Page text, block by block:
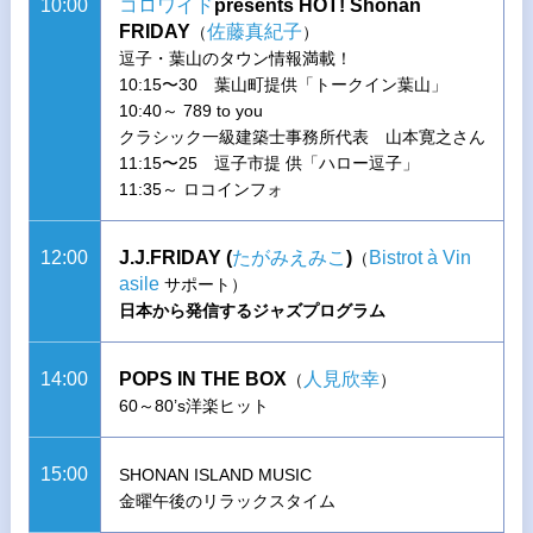
10:00 コロワイド presents HOT! Shonan
FRIDAY （佐藤真紀子）
逗子・葉山のタウン情報満載！
10:15〜30 葉山町提供「トークイン葉山」
10:40～ 789 to you
クラシック一級建築士事務所代表 山本寛之さん
11:15〜25 逗子市提 供「ハロー逗子」
11:35～ ロコインフォ
12:00 J.J.FRIDAY (たがみえみこ )（ Bistrot à Vin
asileサポート）
日本から発信するジャズプログラム
14:00 POPS IN THE BOX （ 人見欣幸）
60～80’s洋楽ヒット
15:00
SHONAN ISLAND MUSIC
金曜午後のリラックスタイム